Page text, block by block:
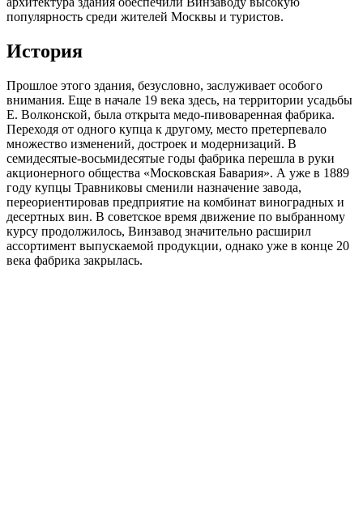
популярность среди жителей Москвы и туристов.
История
Прошлое этого здания, безусловно, заслуживает особого
внимания. Еще в начале 19 века здесь, на территории усадьбы
Е. Волконской, была открыта медо-пивоваренная фабрика.
Переходя от одного купца к другому, место претерпевало
множество изменений, достроек и модернизаций. В
семидесятые-восьмидесятые годы фабрика перешла в руки
акционерного общества «Московская Бавария». А уже в 1889
году купцы Травниковы сменили назначение завода,
переориентировав предприятие на комбинат виноградных и
десертных вин. В советское время движение по выбранному
курсу продолжилось, Винзавод значительно расширил
ассортимент выпускаемой продукции, однако уже в конце 20
века фабрика закрылась.